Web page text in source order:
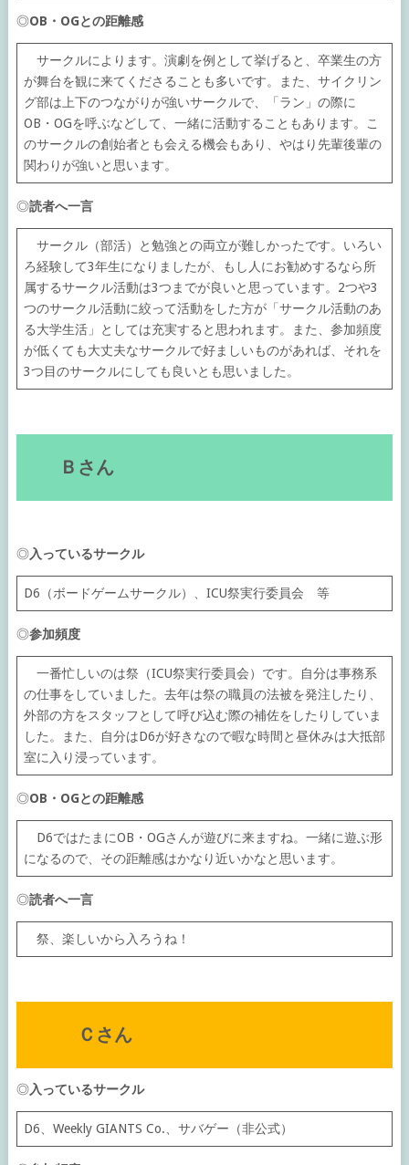
◎OB・OGとの距離感
サークルによります。演劇を例として挙げると、卒業生の方
が舞台を観に来てくださることも多いです。また、サイクリン
グ部は上下のつながりが強いサークルで、「ラン」の際に
OB・OGを呼ぶなどして、一緒に活動することもあります。こ
のサークルの創始者とも会える機会もあり、やはり先輩後輩の
関わりが強いと思います。
◎読者へ一言
サークル（部活）と勉強との両立が難しかったです。いろい
ろ経験して3年生になりましたが、もし人にお勧めするなら所
属するサークル活動は3つまでが良いと思っています。2つや3
つのサークル活動に絞って活動をした方が「サークル活動のあ
る大学生活」としては充実すると思われます。また、参加頻度
が低くても大丈夫なサークルで好ましいものがあれば、それを
3つ目のサークルにしても良いとも思いました。
Ｂさん
◎入っているサークル
D6（ボードゲームサークル）、ICU祭実行委員会 等
◎参加頻度
一番忙しいのは祭（ICU祭実行委員会）です。自分は事務系
の仕事をしていました。去年は祭の職員の法被を発注したり、
外部の方をスタッフとして呼び込む際の補佐をしたりしていま
した。また、自分はD6が好きなので暇な時間と昼休みは大抵部
室に入り浸っています。
◎OB・OGとの距離感
D6ではたまにOB・OGさんが遊びに来ますね。一緒に遊ぶ形
になるので、その距離感はかなり近いかなと思います。
◎読者へ一言
祭、楽しいから入ろうね！
Ｃさん
◎入っているサークル
D6、Weekly GIANTS Co.、サバゲー（非公式）